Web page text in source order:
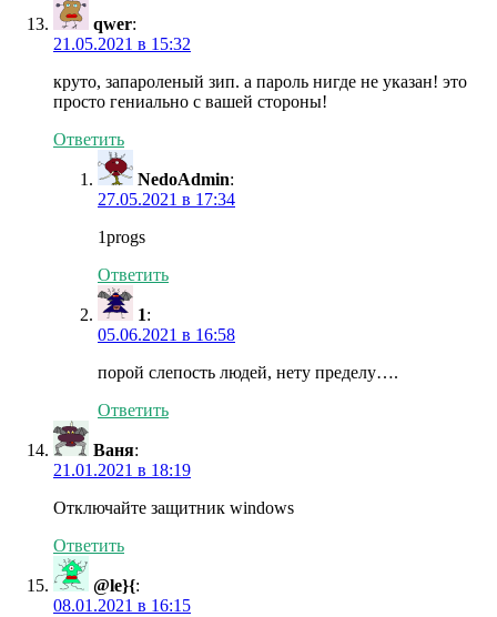
qwer:
21.05.2021 в 15:32
круто, запароленый зип. а пароль нигде не указан! это
просто гениально с вашей стороны!
Ответить
NedoAdmin:
27.05.2021 в 17:34
1progs
Ответить
1:
05.06.2021 в 16:58
порой слепость людей, нету пределу….
Ответить
Ваня:
21.01.2021 в 18:19
Отключайте защитник windows
Ответить
@le}{:
08.01.2021 в 16:15